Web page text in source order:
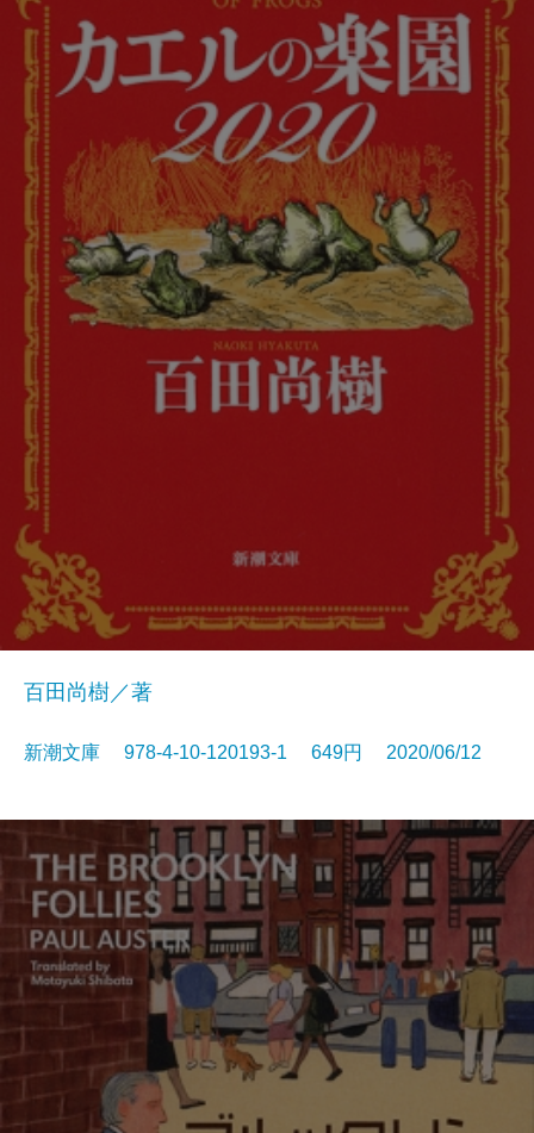
百田尚樹／著
新潮文庫 978-4-10-120193-1 649円 2020/06/12